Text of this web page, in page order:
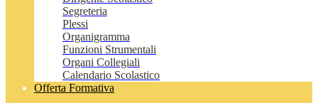
Segreteria
Plessi
Organigramma
Funzioni Strumentali
Organi Collegiali
Calendario Scolastico
Offerta Formativa